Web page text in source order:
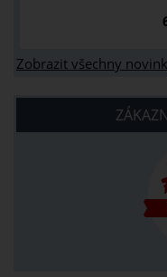
Zobrazit všechny